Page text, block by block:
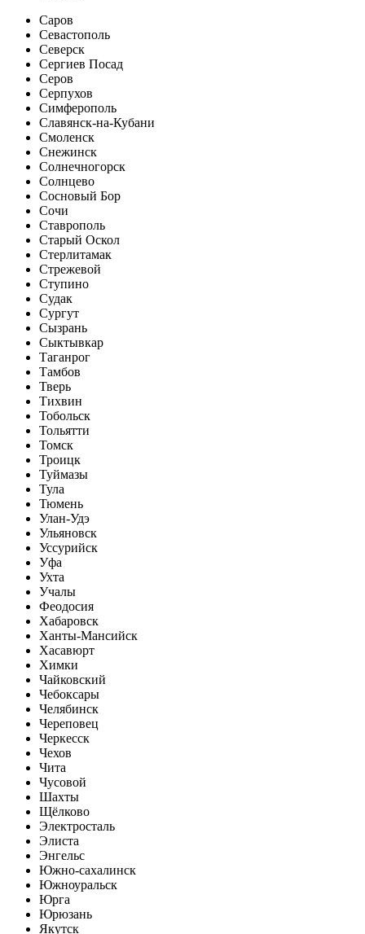
Саров
Севастополь
Северск
Сергиев Посад
Серов
Серпухов
Симферополь
Славянск-на-Кубани
Смоленск
Снежинск
Солнечногорск
Солнцево
Сосновый Бор
Сочи
Ставрополь
Старый Оскол
Стерлитамак
Стрежевой
Ступино
Судак
Сургут
Сызрань
Сыктывкар
Таганрог
Тамбов
Тверь
Тихвин
Тобольск
Тольятти
Томск
Троицк
Туймазы
Тула
Тюмень
Улан-Удэ
Ульяновск
Уссурийск
Уфа
Ухта
Учалы
Феодосия
Хабаровск
Ханты-Мансийск
Хасавюрт
Химки
Чайковский
Чебоксары
Челябинск
Череповец
Черкесск
Чехов
Чита
Чусовой
Шахты
Щёлково
Электросталь
Элиста
Энгельс
Южно-сахалинск
Южноуральск
Юрга
Юрюзань
Якутск